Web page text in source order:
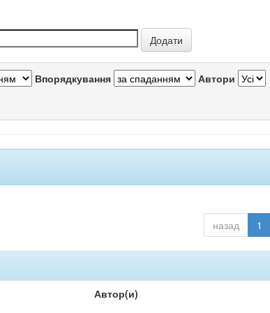
Впорядкування Автори
назад 1
Автор(и)